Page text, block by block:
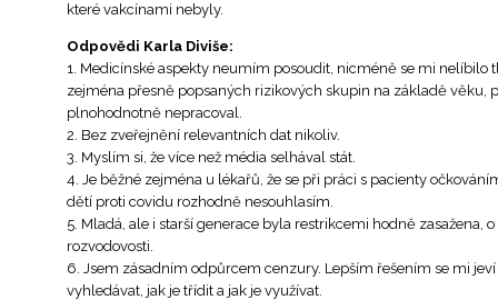
které vakcínami nebyly.
Odpovědi Karla Diviše:
1. Medicínské aspekty neumím posoudit, nicméně se mi
zejména přesně popsaných rizikových skupin na základě věku,
plnohodnotně nepracoval.
2. Bez zveřejnění relevantních dat nikoliv.
3. Myslím si, že více než média selhával stát.
4. Je běžné zejména u lékařů, že se při práci s pacienty
dětí proti covidu rozhodně nesouhlasím.
5. Mladá, ale i starší generace byla restrikcemi hodně
rozvodovosti.
6. Jsem zásadním odpůrcem cenzury. Lepším řešením se mi
vyhledávat, jak je třídit a jak je využívat.